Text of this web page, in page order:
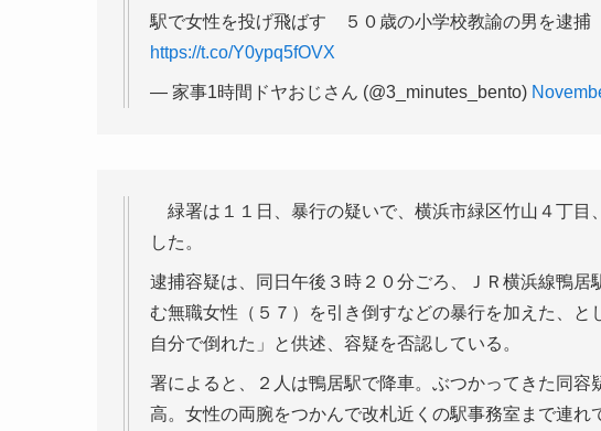
駅で女性を投げ飛ばす ５０歳の小学校教諭の男を逮捕
https://t.co/Y0ypq5fOVX
— 家事1時間ドヤおじさん (@3_minutes_bento)
緑署は１１日、暴行の疑いで、横浜市緑区竹山４丁目
した。
逮捕容疑は、同日午後３時２０分ごろ、ＪＲ横浜線鴨
む無職女性（５７）を引き倒すなどの暴行を加えた、
自分で倒れた」と供述、容疑を否認している。
署によると、２人は鴨居駅で降車。ぶつかってきた同
高。女性の両腕をつかんで改札近くの駅事務室まで連れ